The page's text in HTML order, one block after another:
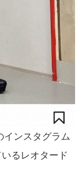
インスタグラム
るレオタード